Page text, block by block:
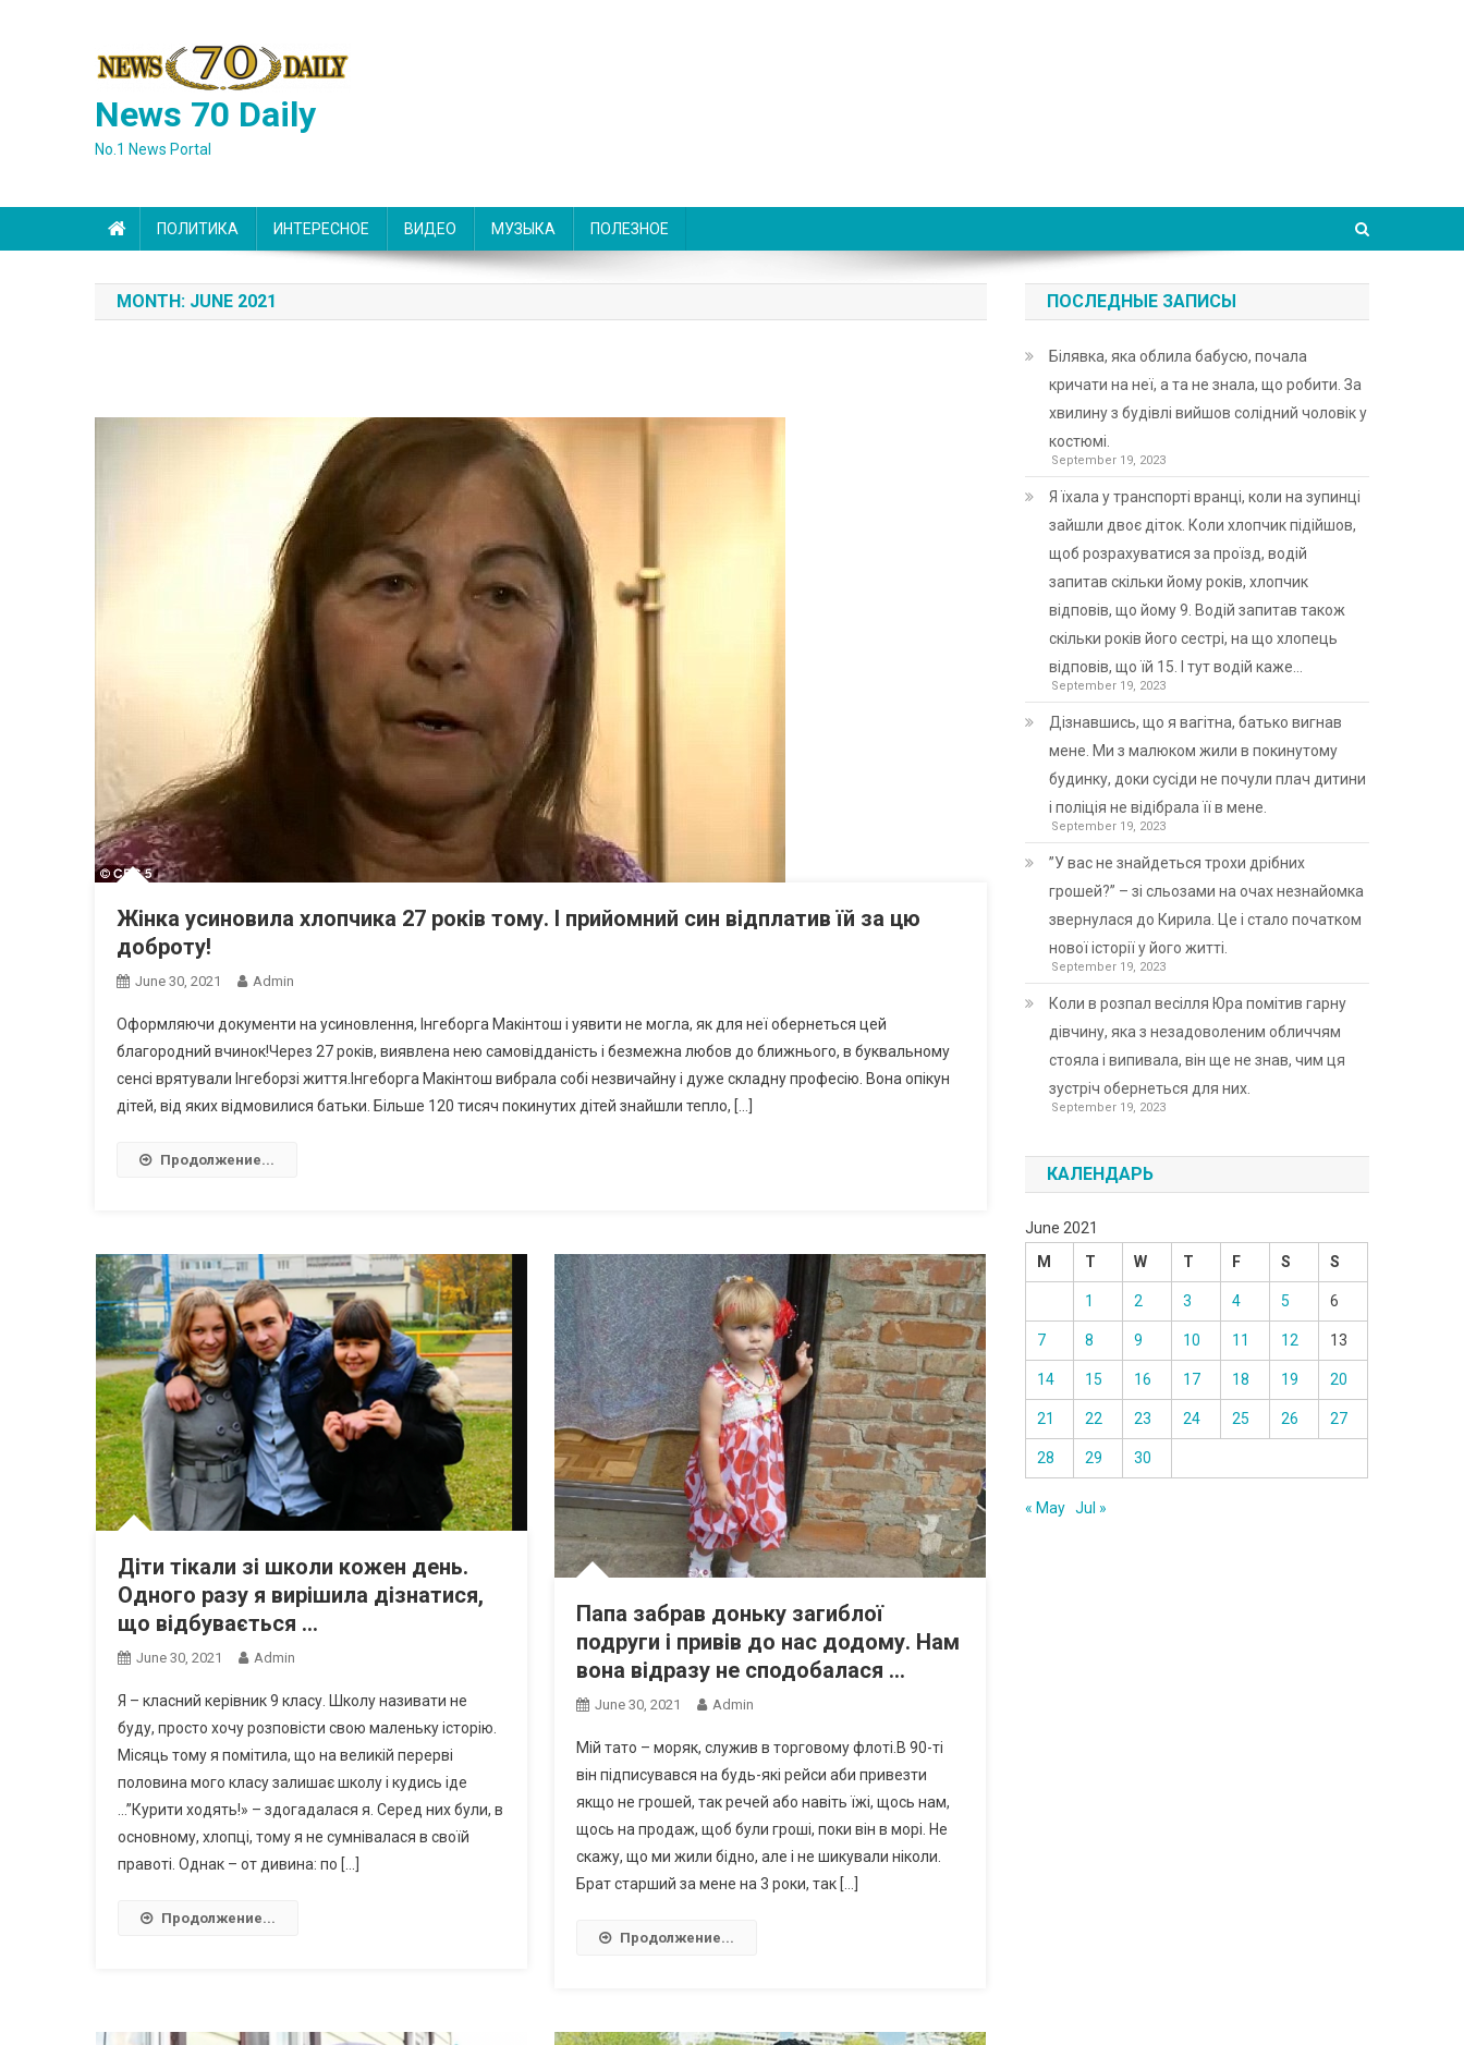
News 70 Daily
No.1 News Portal
ПОЛИТИКА ИНТЕРЕСНОЕ ВИДЕО МУЗЫКА ПОЛЕЗНОЕ
MONTH: JUNE 2021
Жінка усиновила хлопчика 27 років тому. І прийомний син відплатив їй за цю
доброту!
June 30, 2021 Admin
Оформляючи документи на усиновлення, Інгеборга Макінтош і уявити не могла, як для неї обернеться цей
благородний вчинок!Через 27 років, виявлена нею самовідданість і безмежна любов до ближнього, в буквальному
сенсі врятували Інгеборзі життя.Інгеборга Макінтош вибрала собі незвичайну і дуже складну професію. Вона опікун
дітей, від яких відмовилися батьки. Більше 120 тисяч покинутих дітей знайшли тепло, […]
Продолжение...
Діти тікали зі школи кожен день.
Одного разу я вирішила дізнатися,
що відбувається …
June 30, 2021 Admin
Я – класний керівник 9 класу. Школу називати не
буду, просто хочу розповісти свою маленьку історію.
Місяць тому я помітила, що на великій перерві
половина мого класу залишає школу і кудись іде
…”Курити ходять!» – здогадалася я. Серед них були, в
основному, хлопці, тому я не сумнівалася в своїй
правоті. Однак – от дивина: по […]
Продолжение...
Папа забрав доньку загиблої
подруги і привів до нас додому. Нам
вона відразу не сподобалася …
June 30, 2021 Admin
Мій тато – моряк, служив в торговому флоті.В 90-ті
він підписувався на будь-які рейси аби привезти
якщо не грошей, так речей або навіть їжі, щось нам,
щось на продаж, щоб були гроші, поки він в морі. Не
скажу, що ми жили бідно, але і не шикували ніколи.
Брат старший за мене на 3 роки, так […]
Продолжение...
ПОСЛЕДНЫЕ ЗАПИСЫ
Білявка, яка облила бабусю, почала
кричати на неї, а та не знала, що робити. За
хвилину з будівлі вийшов солідний чоловік у
костюмі.
September 19, 2023
Я їхала у транспорті вранці, коли на зупинці
зайшли двоє діток. Коли хлопчик підійшов,
щоб розрахуватися за проїзд, водій
запитав скільки йому років, хлопчик
відповів, що йому 9. Водій запитав також
скільки років його сестрі, на що хлопець
відповів, що їй 15. І тут водій каже…
September 19, 2023
Дізнавшись, що я вагітна, батько вигнав
мене. Ми з малюком жили в покинутому
будинку, доки сусіди не почули плач дитини
і поліція не відібрала її в мене.
September 19, 2023
”У вас не знайдеться трохи дрібних
грошей?” – зі сльозами на очах незнайомка
звернулася до Кирила. Це і стало початком
нової історії у його житті.
September 19, 2023
Коли в розпал весілля Юра помітив гарну
дівчину, яка з незадоволеним обличчям
стояла і випивала, він ще не знав, чим ця
зустріч обернеться для них.
September 19, 2023
КАЛЕНДАРЬ
June 2021
M
T W T F S S
1 2 3 4 5 6
7 8 9 10 11 12 13
14 15 16 17 18 19 20
21 22 23 24 25 26 27
28 29 30
« May Jul »